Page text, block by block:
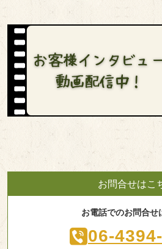
お問合せはこ
お電話でのお問合せ
06-